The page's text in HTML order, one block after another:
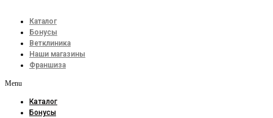
Каталог
Бонусы
Ветклиника
Наши магазины
Франшиза
Menu
Каталог
Бонусы